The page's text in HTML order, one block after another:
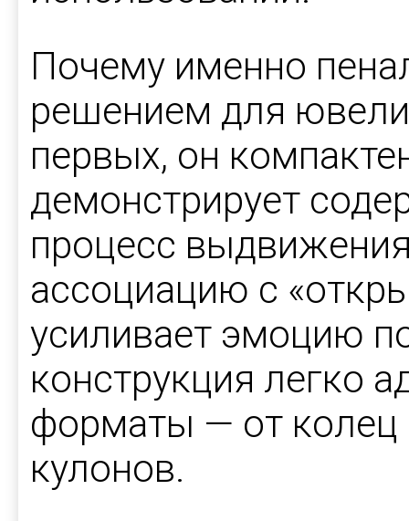
Почему именно
решением для
первых, он
демонстрирует
процесс
ассоциацию с
усиливает эмоцию
конструкция легко
форматы — от колец
кулонов.